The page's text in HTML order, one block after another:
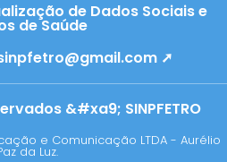
de Dados Sociais e
de Saúde
➚
&#xa9; SINPFETRO
e Comunicação LTDA - Aurélio
da Luz.